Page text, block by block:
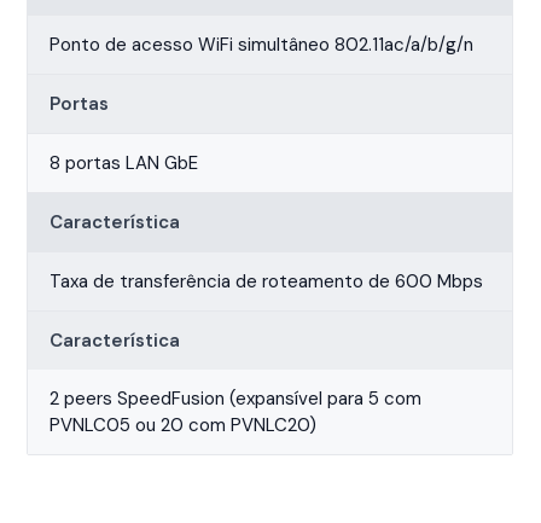
Ponto de acesso WiFi simultâneo 802.11ac/a/b/g/n
Portas
8 portas LAN GbE
Característica
Taxa de transferência de roteamento de 600 Mbps
Característica
2 peers SpeedFusion (expansível para 5 com
PVNLC05 ou 20 com PVNLC20)